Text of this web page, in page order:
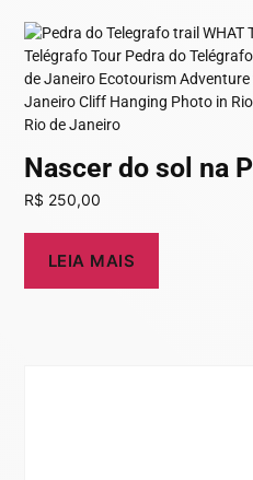
Nascer do sol na
R$ 250,00
LEIA MAIS